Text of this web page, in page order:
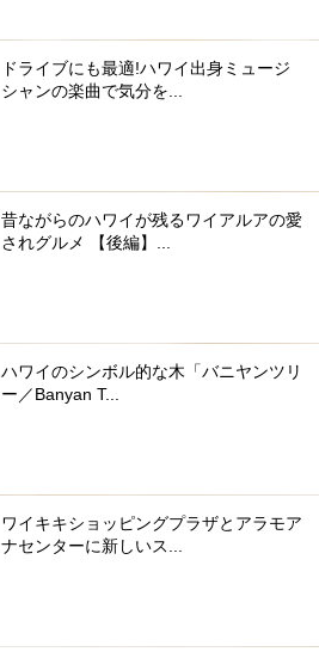
ドライブにも最適!ハワイ出身ミュージ
シャンの楽曲で気分を...
昔ながらのハワイが残るワイアルアの愛
されグルメ 【後編】...
ハワイのシンボル的な木「バニヤンツリ
ー／Banyan T...
ワイキキショッピングプラザとアラモア
ナセンターに新しいス...